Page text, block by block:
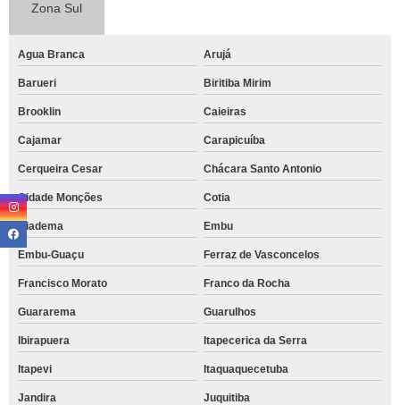
Zona Sul
Agua Branca Arujá
Barueri Biritiba Mirim
Brooklin Caieiras
Cajamar Carapicuíba
Cerqueira Cesar Chácara Santo Antonio
Cidade Monções Cotia
Diadema Embu
Embu-Guaçu Ferraz de Vasconcelos
Francisco Morato Franco da Rocha
Guararema Guarulhos
Ibirapuera Itapecerica da Serra
Itapevi Itaquaquecetuba
Jandira Juquitiba